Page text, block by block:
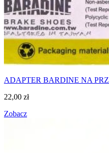
ADAPTER BARDINE NA
22,00 zł
Zobacz